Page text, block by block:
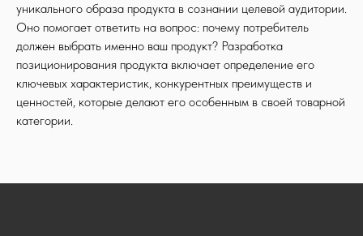
уникального образа продукта в сознании целевой аудитории.
Оно помогает ответить на вопрос: почему потребитель
должен выбрать именно ваш продукт? Разработка
позиционирования продукта включает определение его
ключевых характеристик, конкурентных преимуществ и
ценностей, которые делают его особенным в своей товарной
категории.